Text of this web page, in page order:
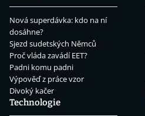
Nová superdávka: kdo na ní
dosáhne?
Sjezd sudetských Němců
Proč vláda zavádí EET?
Padni komu padni
Výpověď z práce vzor
Divoký kačer
Technologie